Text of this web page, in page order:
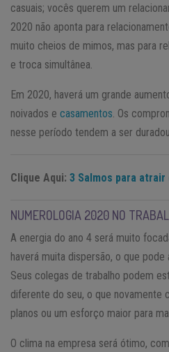
casuais; vocês querem um
2020 não aponta para
muito cheios de mimos, mas para
e troca simultânea.
Em 2020, haverá um grande
noivados e casamentos . Os
nesse período tendem a ser
Clique Aqui: 3 Salmos para
NUMEROLOGIA 2020 NO
A energia do ano 4 será muito
haverá muita dispersão, o que pode
Seus colegas de trabalho podem
diferente do seu, o que novamente
planos ou um esforço maior para
O clima na empresa será ótimo,